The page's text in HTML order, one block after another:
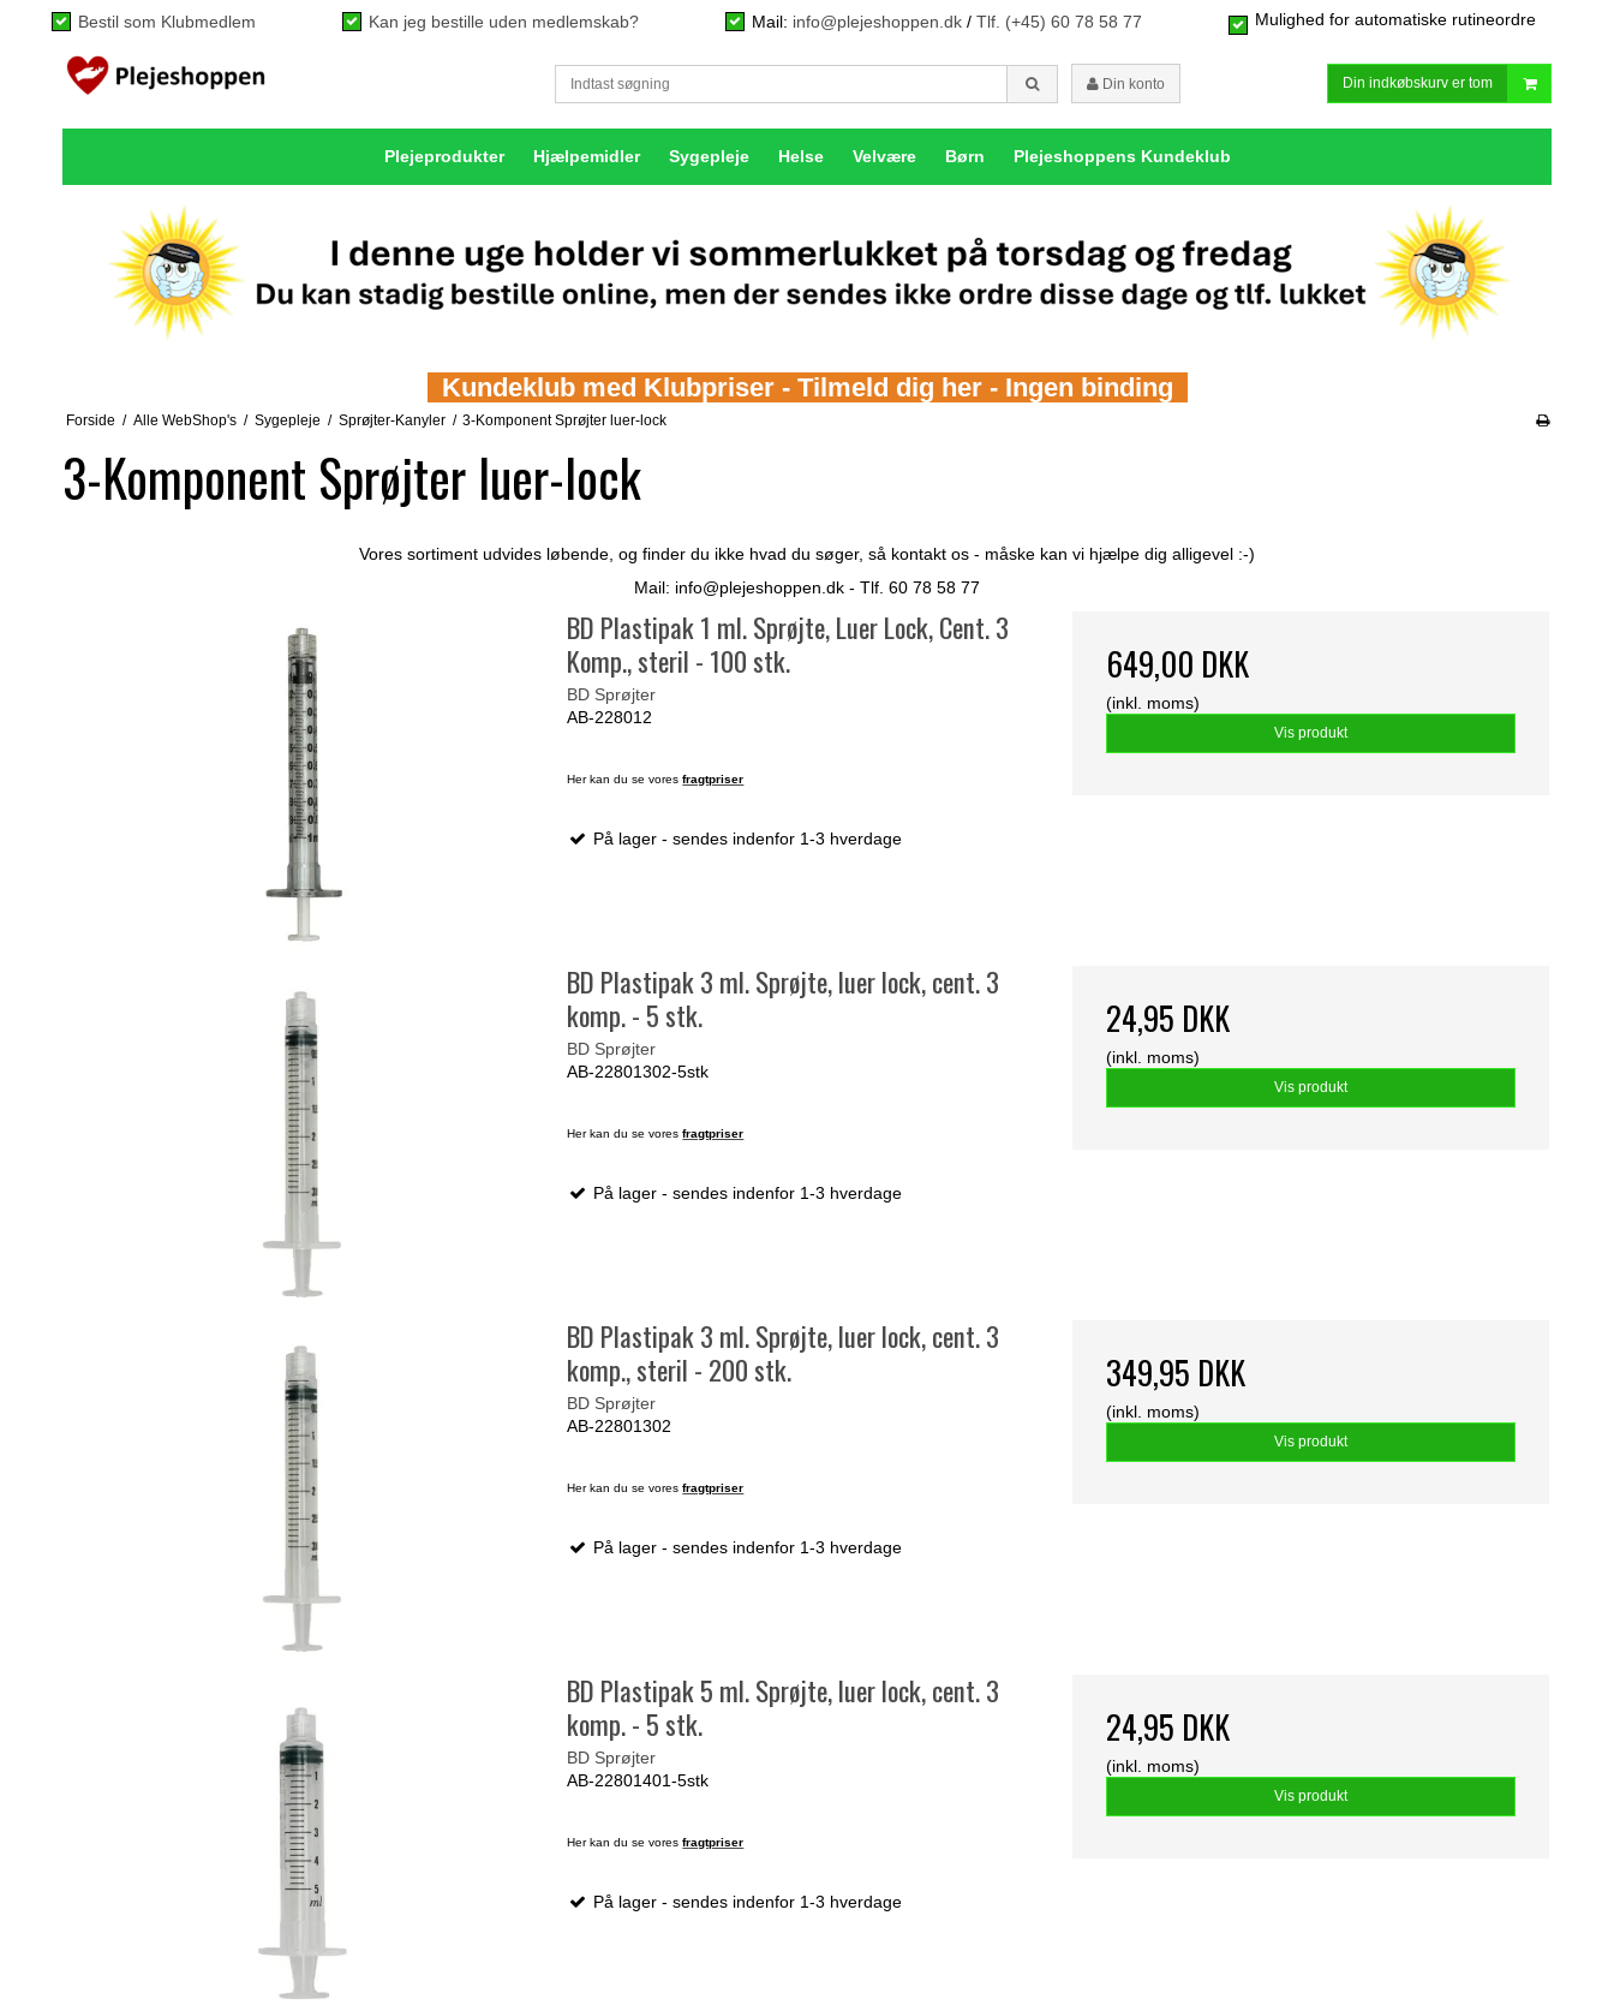
Bestil som Klubmedlem Kan jeg bestille uden medlemskab? Mail: info@plejeshoppen.dk / Tlf. (+45) 60 78 58 77 Mulighed for automatiske rutineordre
Din konto Din indkøbskurv er tom
Plejeprodukter Hjælpemidler Sygepleje Helse Velvære Børn Plejeshoppens Kundeklub
Kundeklub med Klubpriser - Tilmeld dig her - Ingen binding
Forside / Alle WebShop's / Sygepleje / Sprøjter-Kanyler / 3-Komponent Sprøjter luer-lock
3-Komponent Sprøjter luer-lock
Vores sortiment udvides løbende, og finder du ikke hvad du søger, så kontakt os - måske kan vi hjælpe dig alligevel :-)
Mail: info@plejeshoppen.dk - Tlf. 60 78 58 77
BD Plastipak 1 ml. Sprøjte, Luer Lock, Cent. 3
Komp., steril - 100 stk.
BD Sprøjter
AB-228012
Her kan du se voresfragtpriser
På lager - sendes indenfor 1-3 hverdage
649,00 DKK
(inkl. moms)
Vis produkt
BD Plastipak 3 ml. Sprøjte, luer lock, cent. 3
komp. - 5 stk.
BD Sprøjter
AB-22801302-5stk
Her kan du se voresfragtpriser
På lager - sendes indenfor 1-3 hverdage
24,95 DKK
(inkl. moms)
Vis produkt
BD Plastipak 3 ml. Sprøjte, luer lock, cent. 3
komp., steril - 200 stk.
BD Sprøjter
AB-22801302
Her kan du se voresfragtpriser
På lager - sendes indenfor 1-3 hverdage
349,95 DKK
(inkl. moms)
Vis produkt
BD Plastipak 5 ml. Sprøjte, luer lock, cent. 3
komp. - 5 stk.
BD Sprøjter
AB-22801401-5stk
Her kan du se voresfragtpriser
På lager - sendes indenfor 1-3 hverdage
24,95 DKK
(inkl. moms)
Vis produkt